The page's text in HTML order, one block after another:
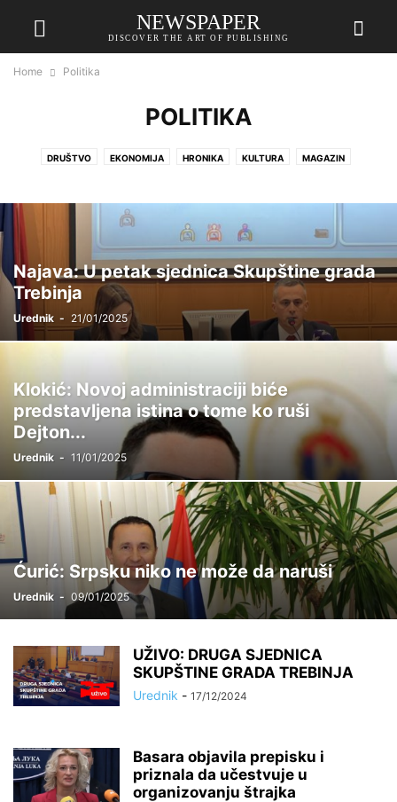
NEWSPAPER
DISCOVER THE ART OF PUBLISHING
Home Politika
POLITIKA
DRUŠTVO EKONOMIJA HRONIKA KULTURA MAGAZIN
Najava: U petak sjednica Skupštine grada
Trebinja
Urednik - 21/01/2025
Klokić: Novoj administraciji biće
predstavljena istina o tome ko ruši
Dejton...
Urednik - 11/01/2025
Ćurić: Srpsku niko ne može da naruši
Urednik - 09/01/2025
UŽIVO: DRUGA SJEDNICA
SKUPŠTINE GRADA TREBINJA
Urednik - 17/12/2024
Basara objavila prepisku i
priznala da učestvuje u
organizovanju štrajka